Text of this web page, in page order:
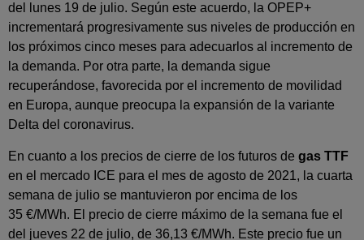
del lunes 19 de julio. Según este acuerdo, la OPEP+
incrementará progresivamente sus niveles de producción en
los próximos cinco meses para adecuarlos al incremento de
la demanda. Por otra parte, la demanda sigue
recuperándose, favorecida por el incremento de movilidad
en Europa, aunque preocupa la expansión de la variante
Delta del coronavirus.
En cuanto a los precios de cierre de los futuros de gas TTF
en el mercado ICE para el mes de agosto de 2021, la cuarta
semana de julio se mantuvieron por encima de los
35 €/MWh. El precio de cierre máximo de la semana fue el
del jueves 22 de julio, de 36,13 €/MWh. Este precio fue un